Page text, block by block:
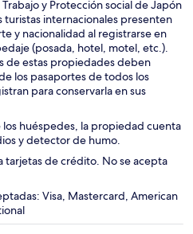
y Protección social de Japón
internacionales presenten
y nacionalidad al registrarse en
(posada, hotel, motel, etc.).
de estas propiedades deben
los pasaportes de todos los
para conservarla en sus
los huéspedes, la propiedad cuenta
y detector de humo.
tarjetas de crédito. No se acepta
Visa, Mastercard, American